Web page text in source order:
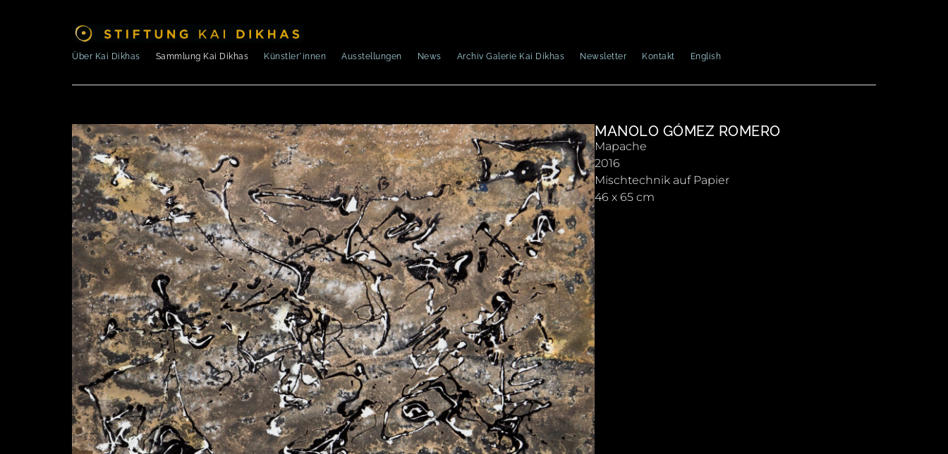
Über Kai Dikhas Sammlung Kai Dikhas Künstler*innen Ausstellungen News Archiv Galerie Kai Dikhas Newsletter Kontakt English
MANOLO GÓMEZ ROMERO
Mapache
2016
Mischtechnik auf Papier
46 x 65 cm